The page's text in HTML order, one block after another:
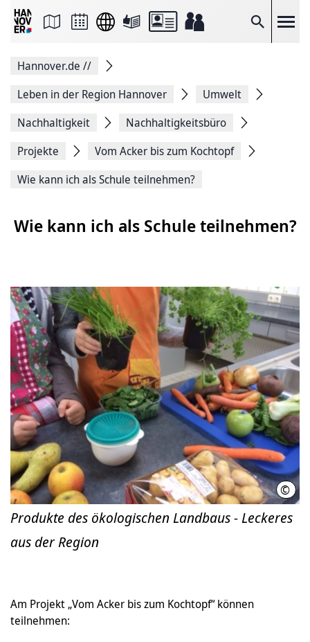
Suche
Seite
Facebook
teilen
Seitenlink
Seite
Hannover.de //
Leben in der Region Hannover
Umwelt
Nachhaltigkeit
Nachhaltigkeitsbüro
Projekte
Vom Acker bis zum Kochtopf
Wie kann ich als Schule teilnehmen?
Wie kann ich als Schule teilnehmen?
©
Produkte des ökologischen Landbaus - Leckeres
aus der Region
Am Projekt „Vom Acker bis zum Kochtopf“ können
teilnehmen: